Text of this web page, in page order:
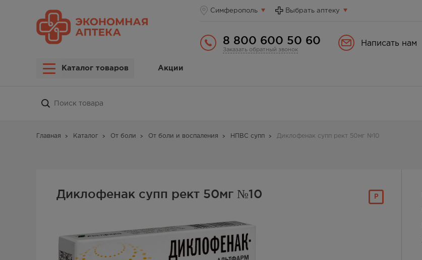
Симферополь Выбрать аптеку
8 800 600 50 60
Заказать обратный звонок
Написать нам
Каталог товаров Акции
Главная Каталог От боли От боли и воспаления НПВС супп Диклофенак супп рект 50мг №10
Р
Диклофенак супп рект 50мг №10